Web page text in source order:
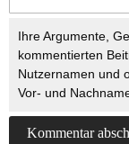
Ihre Argumente,
kommentierten
Nutzernamen und
Vor- und